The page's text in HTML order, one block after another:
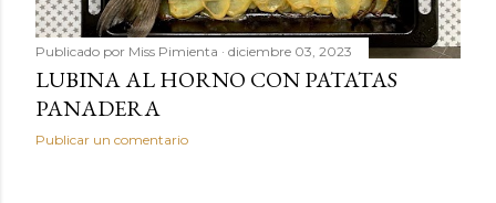
Publicado por Miss Pimienta diciembre 03, 2023
LUBINA AL HORNO CON PATATAS
PANADERA
Publicar un comentario